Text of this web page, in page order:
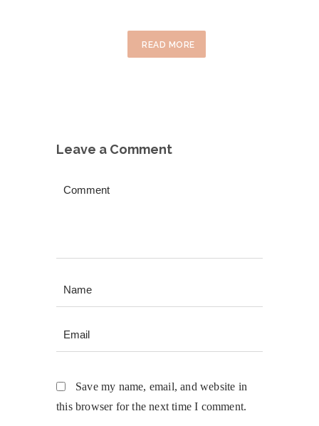
READ MORE
Leave a Comment
Save my name, email, and website in
this browser for the next time I comment.